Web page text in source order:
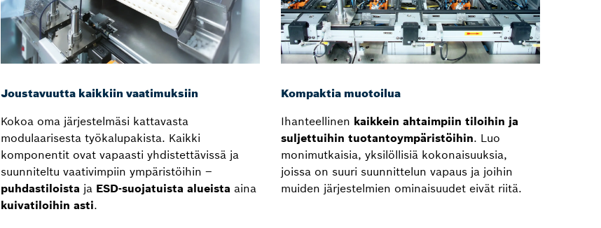
Joustavuutta kaikkiin vaatimuksiin
Kokoa oma järjestelmäsi kattavasta
modulaarisesta työkalupakista. Kaikki
komponentit ovat vapaasti yhdistettävissä ja
suunniteltu vaativimpiin ympäristöihin –
puhdastiloista ja ESD-suojatuista alueista aina
kuivatiloihin asti.
Kompaktia muotoilua
Ihanteellinen kaikkein ahtaimpiin tiloihin ja
suljettuihin tuotantoympäristöihin. Luo
monimutkaisia, yksilöllisiä kokonaisuuksia,
joissa on suuri suunnittelun vapaus ja joihin
muiden järjestelmien ominaisuudet eivät riitä.